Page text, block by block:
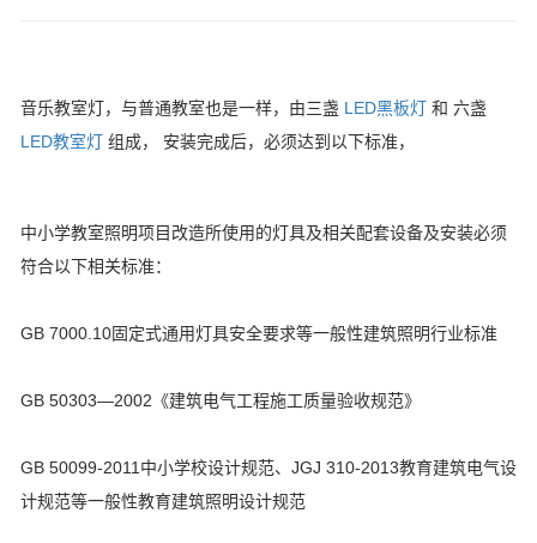
音乐教室灯，与普通教室也是一样，由三盏 LED黑板灯 和 六盏
LED教室灯 组成， 安装完成后，必须达到以下标准，
中小学教室照明项目改造所使用的灯具及相关配套设备及安装必须
符合以下相关标准：
GB 7000.10固定式通用灯具安全要求等一般性建筑照明行业标准
GB 50303—2002《建筑电气工程施工质量验收规范》
GB 50099-2011中小学校设计规范、JGJ 310-2013教育建筑电气设
计规范等一般性教育建筑照明设计规范